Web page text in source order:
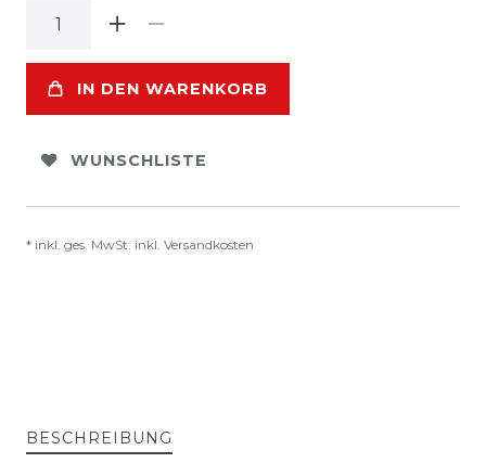
IN DEN WARENKORB
WUNSCHLISTE
* inkl. ges. MwSt. inkl. Versandkosten
BESCHREIBUNG